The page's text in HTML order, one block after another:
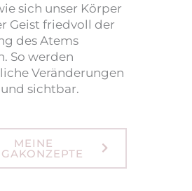
sich unser Körper
Geist friedvoll der
des Atems
So werden
Veränderungen
sichtbar.
MEINE